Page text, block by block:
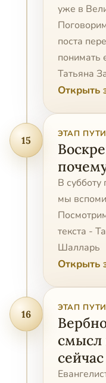
уже в
поста
понимать
Татьяна
Открыть
15
ЭТАП ПУТИ
В
мы
текста -
Шалларь
Открыть
16
ЭТАП ПУТИ
смысл
сейчас